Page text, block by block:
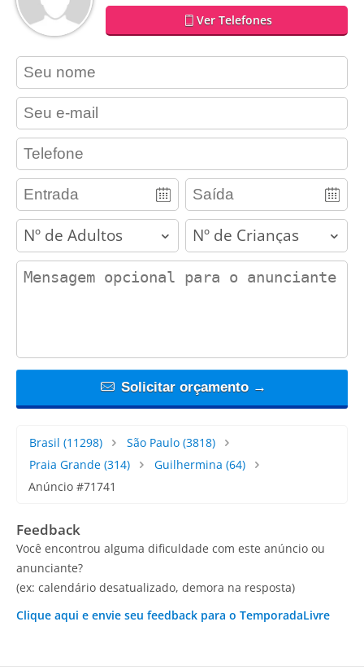
Ver Telefones
contact_name
contact_email
contact_phone
adults children
contact_message
Solicitar orçamento →
Brasil (11298) São Paulo(3818)
Praia Grande (314) Guilhermina (64)
Anúncio #71741
Feedback
Você encontrou alguma dificuldade com este anúncio ou
anunciante?
(ex: calendário desatualizado, demora na resposta)
Clique aqui e envie seu feedback para o TemporadaLivre